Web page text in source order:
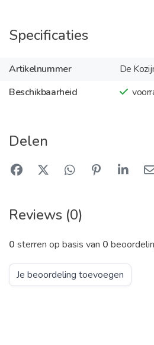
Specificaties
Artikelnummer
De
Beschikbaarheid
Delen
Reviews (0)
0 sterren op basis van 0
Je beoordeling toevoegen